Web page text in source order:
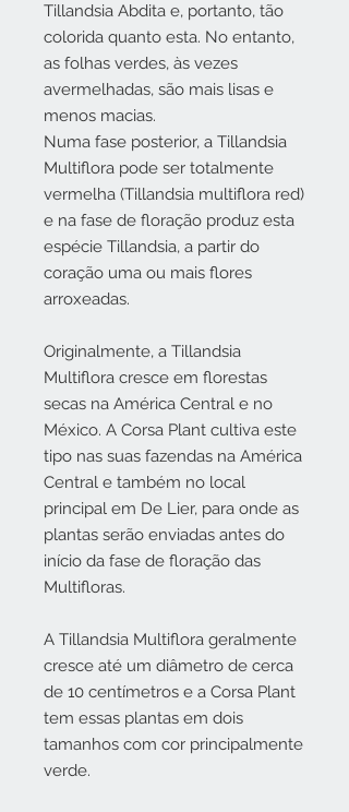
Tillandsia Abdita e, portanto, tão
colorida quanto esta. No entanto,
as folhas verdes, às vezes
avermelhadas, são mais lisas e
menos macias.
Numa fase posterior, a Tillandsia
Multiflora pode ser totalmente
vermelha (Tillandsia multiflora red)
e na fase de floração produz esta
espécie Tillandsia, a partir do
coração uma ou mais flores
arroxeadas.
Originalmente, a Tillandsia
Multiflora cresce em florestas
secas na América Central e no
México. A Corsa Plant cultiva este
tipo nas suas fazendas na América
Central e também no local
principal em De Lier, para onde as
plantas serão enviadas antes do
início da fase de floração das
Multifloras.
A Tillandsia Multiflora geralmente
cresce até um diâmetro de cerca
de 10 centímetros e a Corsa Plant
tem essas plantas em dois
tamanhos com cor principalmente
verde.